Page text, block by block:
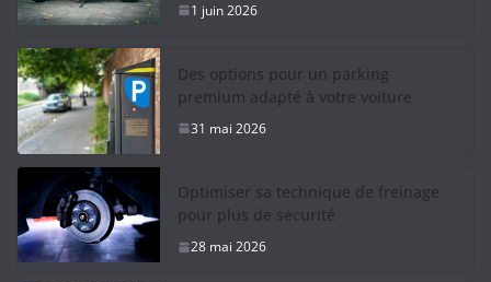
1 juin 2026
Des options pour un parking
premium adapté à votre voiture
31 mai 2026
Optimiser sa technique de freinage
pour plus de sécurité
28 mai 2026